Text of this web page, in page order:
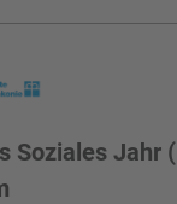
Soziales Jahr